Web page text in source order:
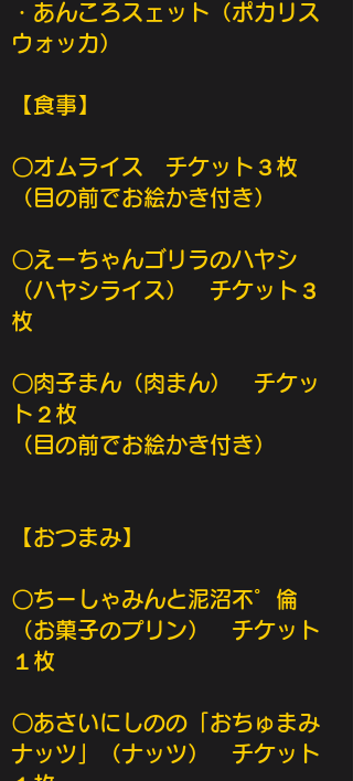
​・あんころスェット（ポカリス
ウォッカ）
【食事】
〇オムライス チケット３枚
（目の前でお絵かき付き）
〇えーちゃんゴリラのハヤシ
（ハヤシライス） チケット３
枚
〇肉子まん（肉まん） チケッ
ト２枚
（目の前でお絵かき付き）
【おつまみ】
〇ちーしゃみんと泥沼不゜倫
（お菓子のプリン） チケット
１枚
〇あさいにしのの「 おちゅまみ
ナッツ」（ナッツ） チケット